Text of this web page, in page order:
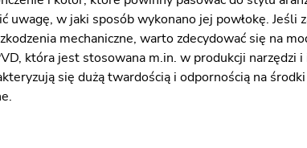
uwagę, w jaki sposób wykonano jej powłokę. Jeśli
mechaniczne, warto zdecydować się na
która jest stosowana m.in. w produkcji
się dużą twardością i odpornością na